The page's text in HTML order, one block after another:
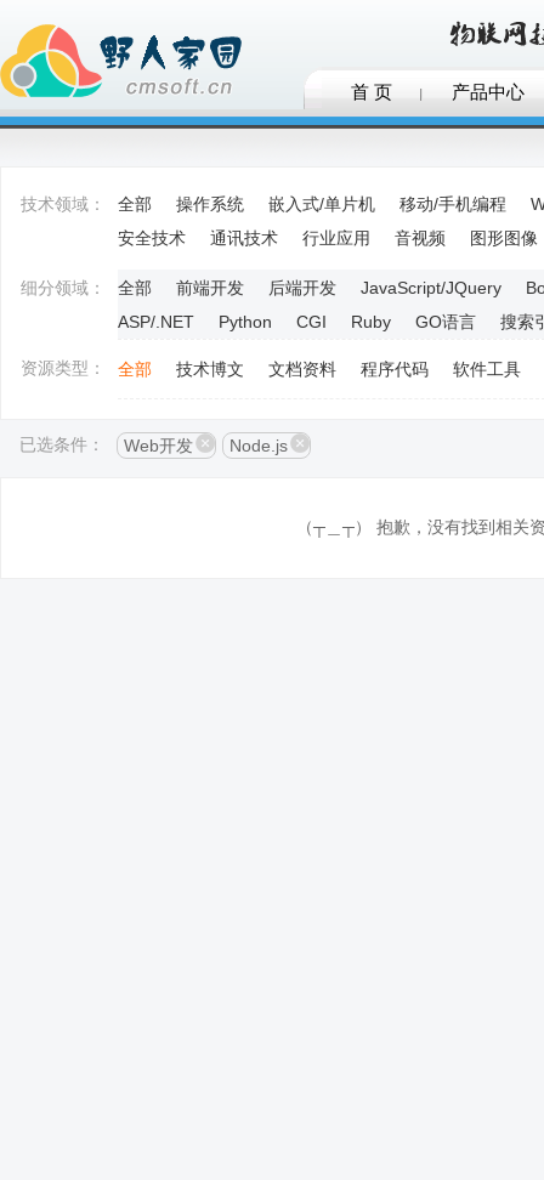
首 页 产品中心
技术领域： 全部 操作系统 嵌入式/单片机 移动/手机编程
安全技术
通讯技术 行业应用 音视频 图形图像
细分领域： 全部 前端开发 后端开发 JavaScript/JQuery
ASP/.NET
Python CGI Ruby GO语言 搜索
资源类型： 全部 技术博文 文档资料 程序代码 软件工具
已选条件： Web开发 Node.js
（┬＿┬） 抱歉，没有找到相关